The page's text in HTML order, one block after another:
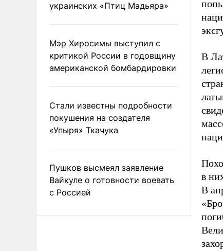
украинских «Птиц Мадьяра»
Мэр Хиросимы выступил с
критикой России в годовщину
американской бомбардировки
Стали известны подробности
покушения на создателя
«Упыря» Ткачука
Пушков высмеял заявление
Вайкуле о готовности воевать
с Россией
В
в
В